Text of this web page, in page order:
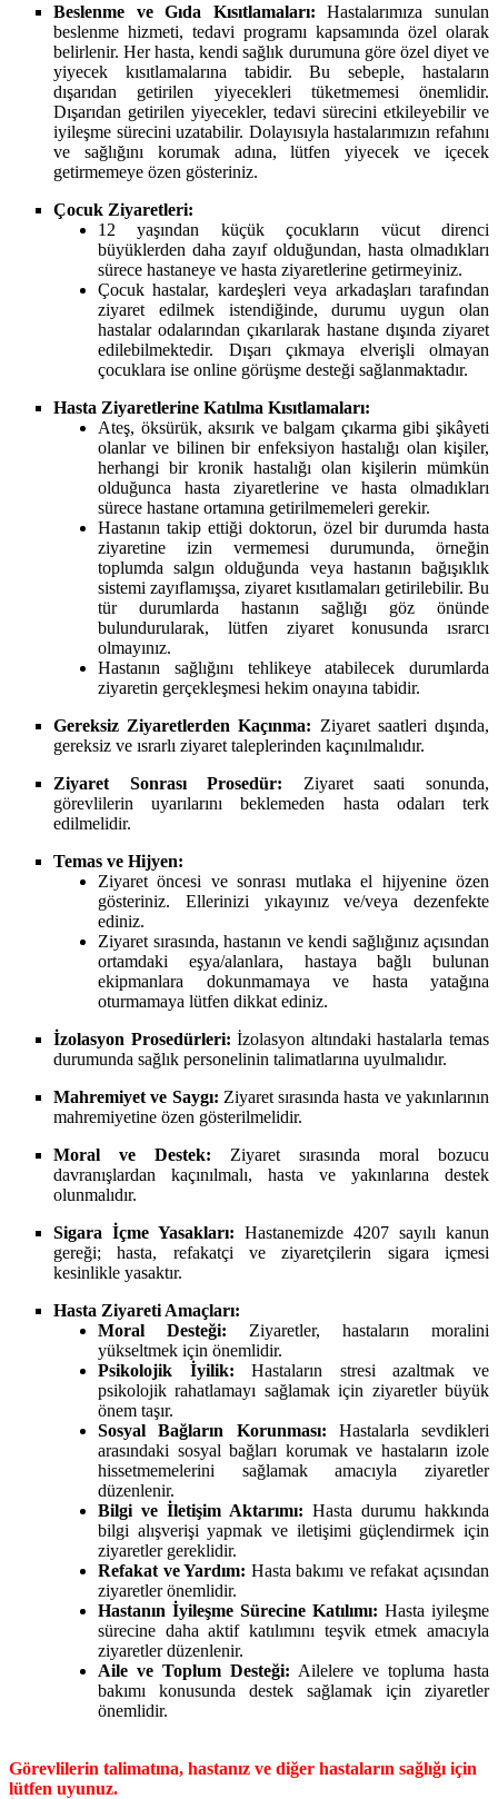
Beslenme ve Gıda Kısıtlamaları: Hastalarımıza sunulan
beslenme hizmeti, tedavi programı kapsamında özel olarak
belirlenir. Her hasta, kendi sağlık durumuna göre özel diyet ve
yiyecek kısıtlamalarına tabidir. Bu sebeple, hastaların
dışarıdan getirilen yiyecekleri tüketmemesi önemlidir.
Dışarıdan getirilen yiyecekler, tedavi sürecini etkileyebilir ve
iyileşme sürecini uzatabilir. Dolayısıyla hastalarımızın refahını
ve sağlığını korumak adına, lütfen yiyecek ve içecek
getirmemeye özen gösteriniz.
Çocuk Ziyaretleri:
12 yaşından küçük çocukların vücut direnci
büyüklerden daha zayıf olduğundan, hasta olmadıkları
sürece hastaneye ve hasta ziyaretlerine getirmeyiniz.
Çocuk hastalar, kardeşleri veya arkadaşları tarafından
ziyaret edilmek istendiğinde, durumu uygun olan
hastalar odalarından çıkarılarak hastane dışında ziyaret
edilebilmektedir. Dışarı çıkmaya elverişli olmayan
çocuklara ise online görüşme desteği sağlanmaktadır.
Hasta Ziyaretlerine Katılma Kısıtlamaları:
Ateş, öksürük, aksırık ve balgam çıkarma gibi şikâyeti
olanlar ve bilinen bir enfeksiyon hastalığı olan kişiler,
herhangi bir kronik hastalığı olan kişilerin mümkün
olduğunca hasta ziyaretlerine ve hasta olmadıkları
sürece hastane ortamına getirilmemeleri gerekir.
Hastanın takip ettiği doktorun, özel bir durumda hasta
ziyaretine izin vermemesi durumunda, örneğin
toplumda salgın olduğunda veya hastanın bağışıklık
sistemi zayıflamışsa, ziyaret kısıtlamaları getirilebilir. Bu
tür durumlarda hastanın sağlığı göz önünde
bulundurularak, lütfen ziyaret konusunda ısrarcı
olmayınız.
Hastanın sağlığını tehlikeye atabilecek durumlarda
ziyaretin gerçekleşmesi hekim onayına tabidir.
Gereksiz Ziyaretlerden Kaçınma: Ziyaret saatleri dışında,
gereksiz ve ısrarlı ziyaret taleplerinden kaçınılmalıdır.
Ziyaret Sonrası Prosedür: Ziyaret saati sonunda,
görevlilerin uyarılarını beklemeden hasta odaları terk
edilmelidir.
Temas ve Hijyen:
Ziyaret öncesi ve sonrası mutlaka el hijyenine özen
gösteriniz. Ellerinizi yıkayınız ve/veya dezenfekte
ediniz.
Ziyaret sırasında, hastanın ve kendi sağlığınız açısından
ortamdaki eşya/alanlara, hastaya bağlı bulunan
ekipmanlara dokunmamaya ve hasta yatağına
oturmamaya lütfen dikkat ediniz.
İzolasyon Prosedürleri: İzolasyon altındaki hastalarla temas
durumunda sağlık personelinin talimatlarına uyulmalıdır.
Mahremiyet ve Saygı: Ziyaret sırasında hasta ve yakınlarının
mahremiyetine özen gösterilmelidir.
Moral ve Destek: Ziyaret sırasında moral bozucu
davranışlardan kaçınılmalı, hasta ve yakınlarına destek
olunmalıdır.
Sigara İçme Yasakları: Hastanemizde 4207 sayılı kanun
gereği; hasta, refakatçi ve ziyaretçilerin sigara içmesi
kesinlikle yasaktır.
Hasta Ziyareti Amaçları:
Moral Desteği: Ziyaretler, hastaların moralini
yükseltmek için önemlidir.
Psikolojik İyilik: Hastaların stresi azaltmak ve
psikolojik rahatlamayı sağlamak için ziyaretler büyük
önem taşır.
Sosyal Bağların Korunması: Hastalarla sevdikleri
arasındaki sosyal bağları korumak ve hastaların izole
hissetmemelerini sağlamak amacıyla ziyaretler
düzenlenir.
Bilgi ve İletişim Aktarımı: Hasta durumu hakkında
bilgi alışverişi yapmak ve iletişimi güçlendirmek için
ziyaretler gereklidir.
Refakat ve Yardım: Hasta bakımı ve refakat açısından
ziyaretler önemlidir.
Hastanın İyileşme Sürecine Katılımı: Hasta iyileşme
sürecine daha aktif katılımını teşvik etmek amacıyla
ziyaretler düzenlenir.
Aile ve Toplum Desteği: Ailelere ve topluma hasta
bakımı konusunda destek sağlamak için ziyaretler
önemlidir.
Görevlilerin talimatına, hastanız ve diğer hastaların sağlığı için
lütfen uyunuz.